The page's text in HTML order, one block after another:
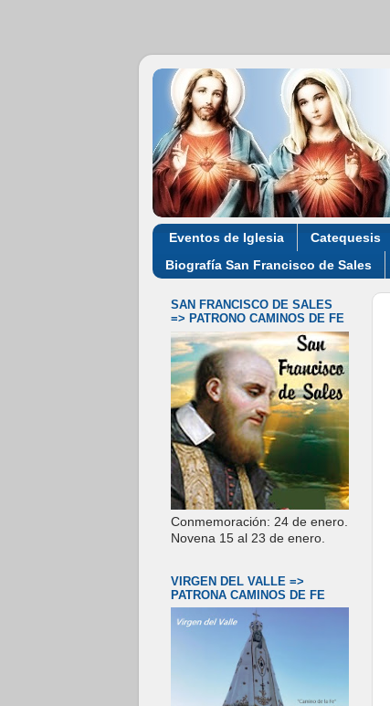
Eventos de Iglesia Catequesis
Biografía San Francisco de Sales
SAN FRANCISCO DE SALES
=> PATRONO CAMINOS DE FE
Conmemoración: 24 de enero.
Novena 15 al 23 de enero.
VIRGEN DEL VALLE =>
PATRONA CAMINOS DE FE